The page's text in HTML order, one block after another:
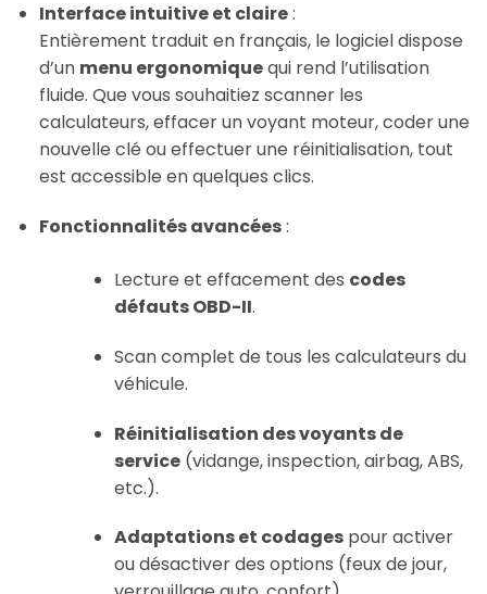
Interface intuitive et claire:
Entièrement traduit en français, le logiciel dispose
d’un menu ergonomiquequi rend l’utilisation
fluide. Que vous souhaitiez scanner les
calculateurs, effacer un voyant moteur, coder une
nouvelle clé ou effectuer une réinitialisation, tout
est accessible en quelques clics.
Fonctionnalités avancées:
Lecture et effacement des codes
défauts OBD-II.
Scan complet de tous les calculateurs du
véhicule.
Réinitialisation des voyants de
service(vidange, inspection, airbag, ABS,
etc.).
Adaptations et codagespour activer
ou désactiver des options (feux de jour,